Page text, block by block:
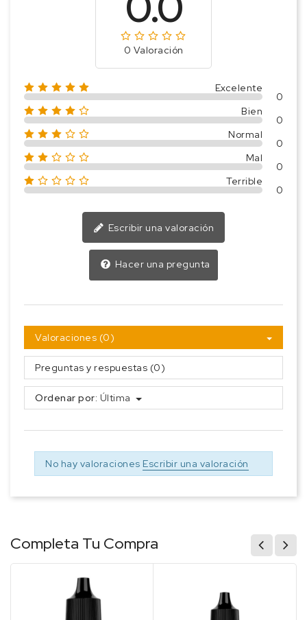
0 Valoración
Excelente
0
Bien
0
Normal
0
Mal
0
Terrible
0
Escribir una valoración
Hacer una pregunta
Valoraciones (0)
Preguntas y respuestas (0)
Ordenar por: Última
No hay valoraciones Escribir una valoración
Completa Tu Compra